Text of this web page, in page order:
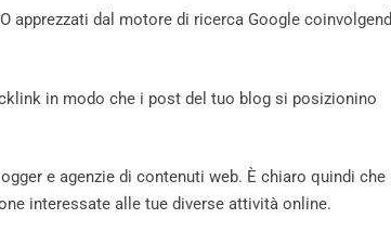
apprezzati dal motore di ricerca Google
in modo che i post del tuo blog si posizionino
e agenzie di contenuti web. È chiaro quindi che
interessate alle tue diverse attività online.